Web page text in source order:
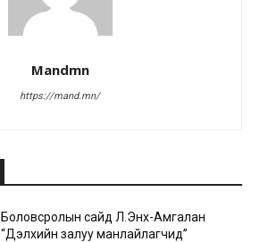
Mandmn
https://mand.mn/
Боловсролын сайд Л.Энх-Амгалан
“Дэлхийн залуу манлайлагчид”